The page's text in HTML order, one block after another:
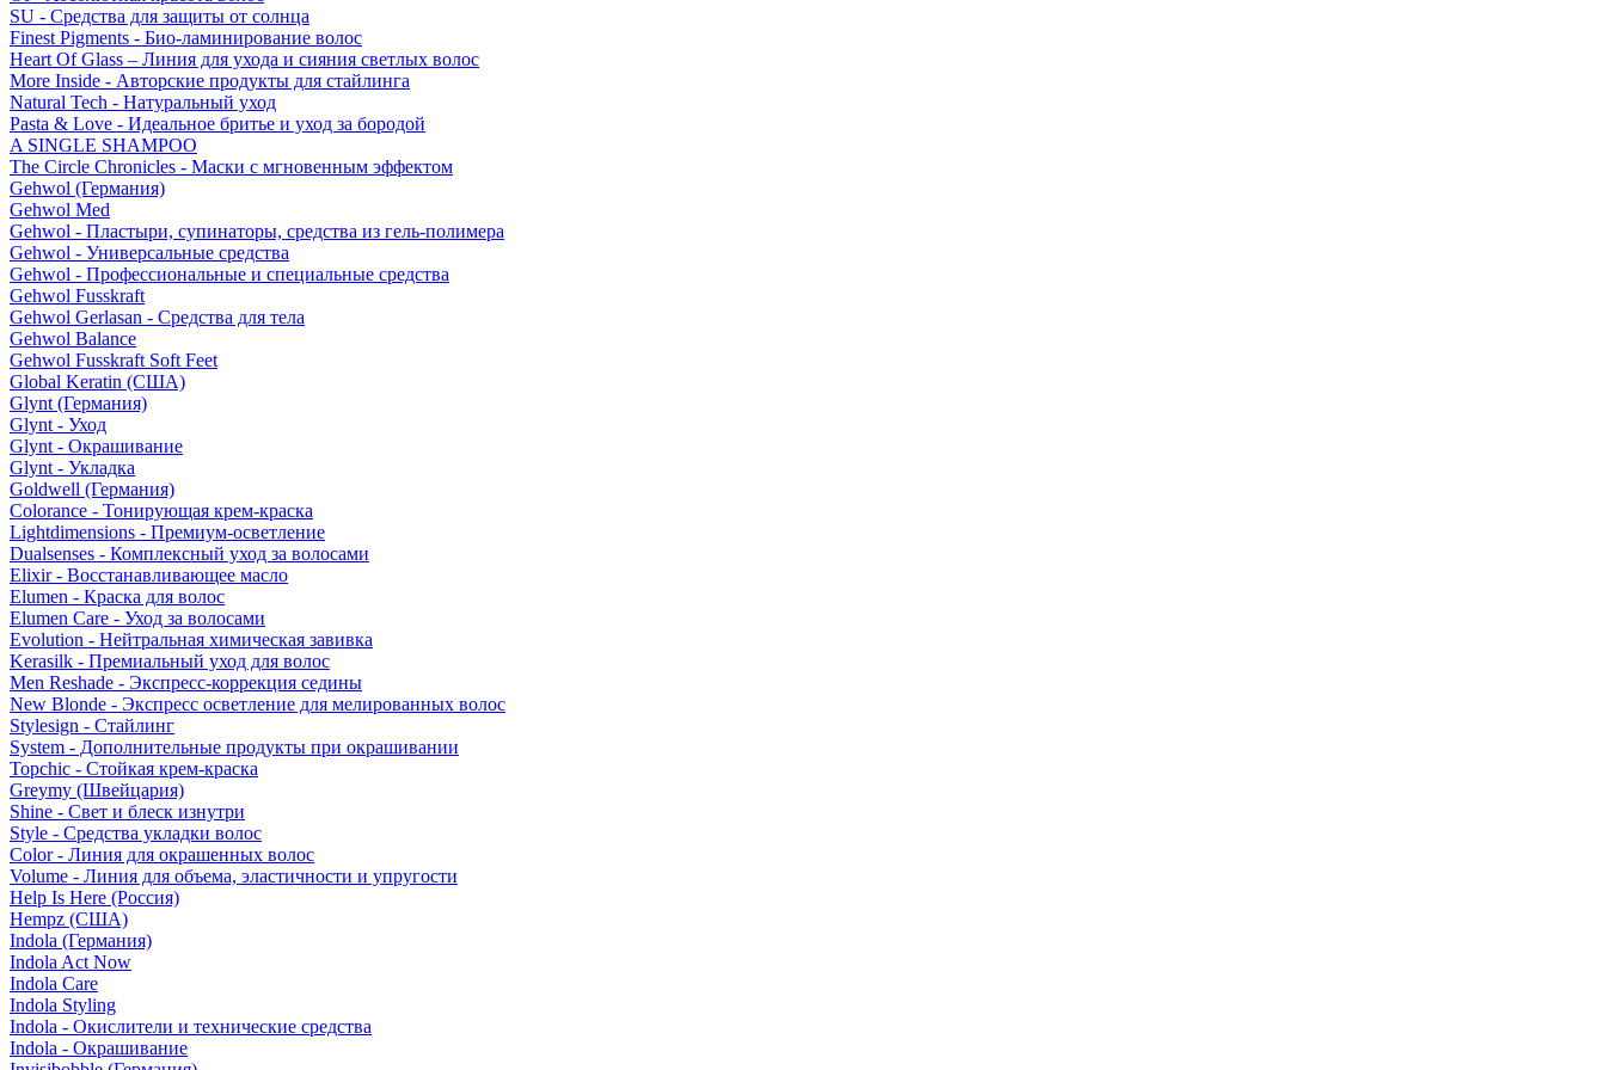
SU - Средства для защиты от солнца
Finest Pigments - Био-ламинирование волос
Heart Of Glass – Линия для ухода и сияния светлых волос
More Inside - Авторские продукты для стайлинга
Natural Tech - Натуральный уход
Pasta & Love - Идеальное бритье и уход за бородой
A SINGLE SHAMPOO
The Circle Chronicles - Маски с мгновенным эффектом
Gehwol (Германия)
Gehwol Med
Gehwol - Пластыри, супинаторы, средства из гель-полимера
Gehwol - Универсальные средства
Gehwol - Профессиональные и специальные средства
Gehwol Fusskraft
Gehwol Gerlasan - Средства для тела
Gehwol Balance
Gehwol Fusskraft Soft Feet
Global Keratin (США)
Glynt (Германия)
Glynt - Уход
Glynt - Окрашивание
Glynt - Укладка
Goldwell (Германия)
Colorance - Тонирующая крем-краска
Lightdimensions - Премиум-осветление
Dualsenses - Комплексный уход за волосами
Elixir - Восстанавливающее масло
Elumen - Краска для волос
Elumen Care - Уход за волосами
Evolution - Нейтральная химическая завивка
Kerasilk - Премиальный уход для волос
Men Reshade - Экспресс-коррекция седины
New Blonde - Экспресс осветление для мелированных волос
Stylesign - Стайлинг
System - Дополнительные продукты при окрашивании
Topchic - Стойкая крем-краска
Greymy (Швейцария)
Shine - Свет и блеск изнутри
Style - Средства укладки волос
Color - Линия для окрашенных волос
Volume - Линия для объема, эластичности и упругости
Help Is Here (Россия)
Hempz (США)
Indola (Германия)
Indola Act Now
Indola Care
Indola Styling
Indola - Окислители и технические средства
Indola - Окрашивание